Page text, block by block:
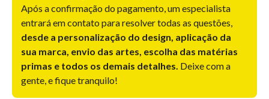
Após a confirmação do pagamento, um especialista
entrará em contato para resolver todas as questões,
desde a personalização do design, aplicação da
sua marca, envio das artes, escolha das matérias
primas e todos os demais detalhes. Deixe com a
gente, e fique tranquilo!